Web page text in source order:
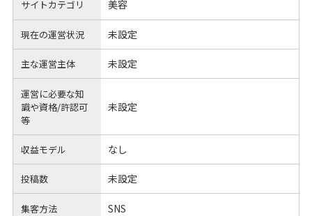
サイトカテゴリ 美容
現在の運営状況 未設定
主な運営主体 未設定
運営に必要な知
識や資格/許認可
等
未設定
収益モデル なし
投稿数 未設定
集客方法 SNS